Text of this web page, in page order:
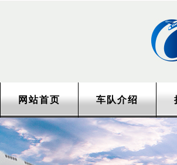
网站首页 车队介绍